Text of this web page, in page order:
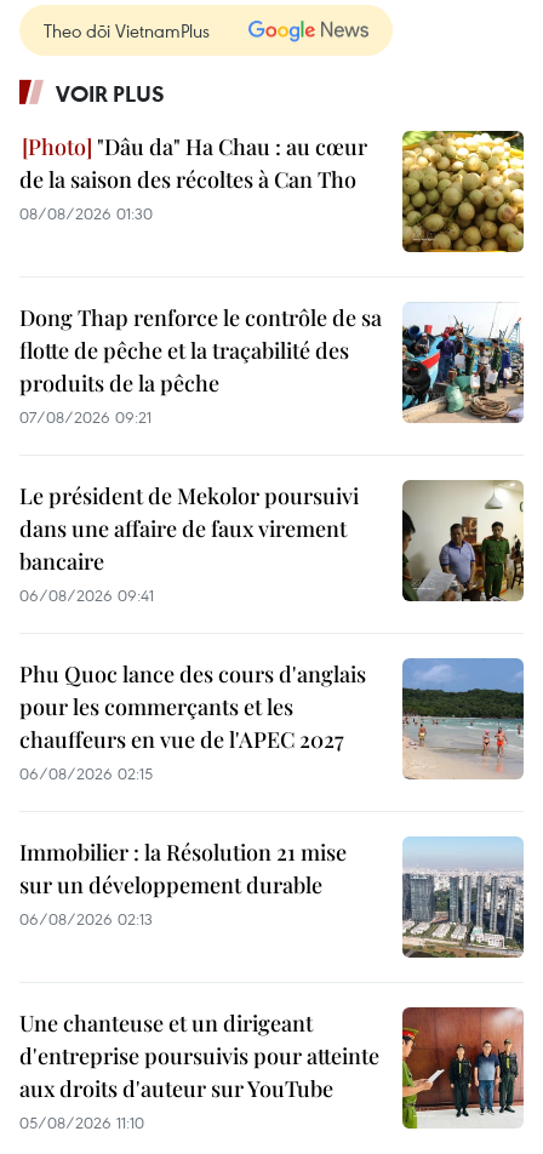
Theo dõi VietnamPlus
VOIR PLUS
"Dâu da" Ha Chau : au cœur
de la saison des récoltes à Can Tho
08/08/2026 01:30
Dong Thap renforce le contrôle de sa
flotte de pêche et la traçabilité des
produits de la pêche
07/08/2026 09:21
Le président de Mekolor poursuivi
dans une affaire de faux virement
bancaire
06/08/2026 09:41
Phu Quoc lance des cours d'anglais
pour les commerçants et les
chauffeurs en vue de l'APEC 2027
06/08/2026 02:15
Immobilier : la Résolution 21 mise
sur un développement durable
06/08/2026 02:13
Une chanteuse et un dirigeant
d'entreprise poursuivis pour atteinte
aux droits d'auteur sur YouTube
05/08/2026 11:10